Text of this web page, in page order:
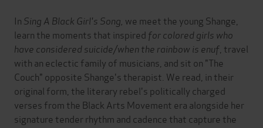
In Sing A Black Girl's Song, we meet the young Shange,
learn the moments that inspired for colored girls who
have considered suicide/when the rainbow is enuf , travel
with an eclectic family of musicians, and sit on "The
Couch" opposite Shange's therapist. We read, in their
original form, the literary rebel's politically charged
verses from the Black Arts Movement era alongside her
signature tender rhythm and cadence that capture the